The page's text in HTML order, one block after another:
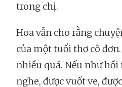
trong chị.
Hoa vẫn cho rằng
của một tuổi thơ cô
nhiều quá. Nếu như hồi
nghe, được vuốt ve,